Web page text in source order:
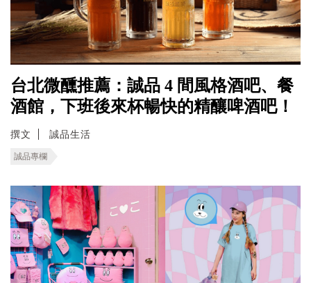
台北微醺推薦：誠品 4 間風格酒吧、餐
酒館，下班後來杯暢快的精釀啤酒吧！
撰文 誠品生活
誠品專欄